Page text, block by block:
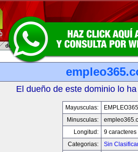
El dueño de este dominio lo
Mayusculas:
Minusculas:
Longitud:
9 caracteres
Categorias:
Sin